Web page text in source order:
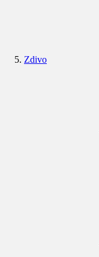
Zdivo